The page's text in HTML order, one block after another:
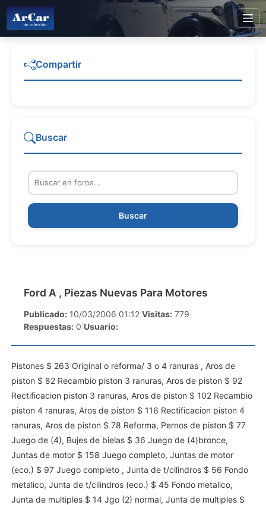
Ford A , Piezas Nuevas Para Motores
Publicado: 10/03/2006 01:12 Visitas: 779
Respuestas: 0 Usuario:
Pistones $ 263 Original o reforma/ 3 o 4 ranuras , Aros de
piston $ 82 Recambio piston 3 ranuras, Aros de piston $ 92
Rectificacion piston 3 ranuras, Aros de piston $ 102 Recambio
piston 4 ranuras, Aros de piston $ 116 Rectificacion piston 4
ranuras, Aros de piston $ 78 Reforma, Pernos de piston $ 77
Juego de (4), Bujes de bielas $ 36 Juego de (4)bronce,
Juntas de motor $ 158 Juego completo, Juntas de motor
(eco.) $ 97 Juego completo , Junta de t/cilindros $ 56 Fondo
metalico, Junta de t/cilindros (eco.) $ 45 Fondo metalico,
Junta de multiples $ 14 Jgo (2) normal, Junta de multiples $
Compartir
Buscar
Buscar